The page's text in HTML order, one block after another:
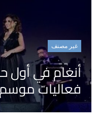
غير مصنف
أنغام في
فعاليات